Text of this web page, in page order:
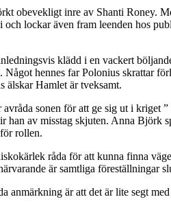
obevekligt inre av Shanti Roney.
lockar även fram leenden hos
klädd i en vackert
hennes far Polonius skrattar
älskar Hamlet är tveksamt.
sonen för att ge sig ut i
av misstag skjuten. Anna
rollen.
råda för att kunna finna
är samtliga
är att det är lite segt